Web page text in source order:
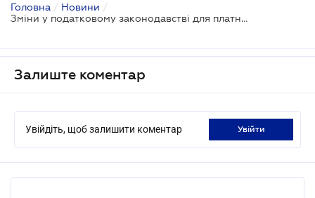
Головна / Новини /
Зміни у податковому законодавстві для платників єдиного податку
Залиште коментар
Увійдіть, щоб залишити коментар увійти